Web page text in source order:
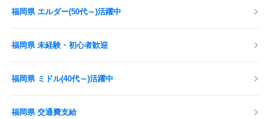
福岡県 エルダー(50代～)活躍中
福岡県 未経験・初心者歓迎
福岡県 ミドル(40代～)活躍中
福岡県 交通費支給